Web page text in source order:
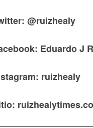
@ruizhealy
Eduardo J
ruizhealy